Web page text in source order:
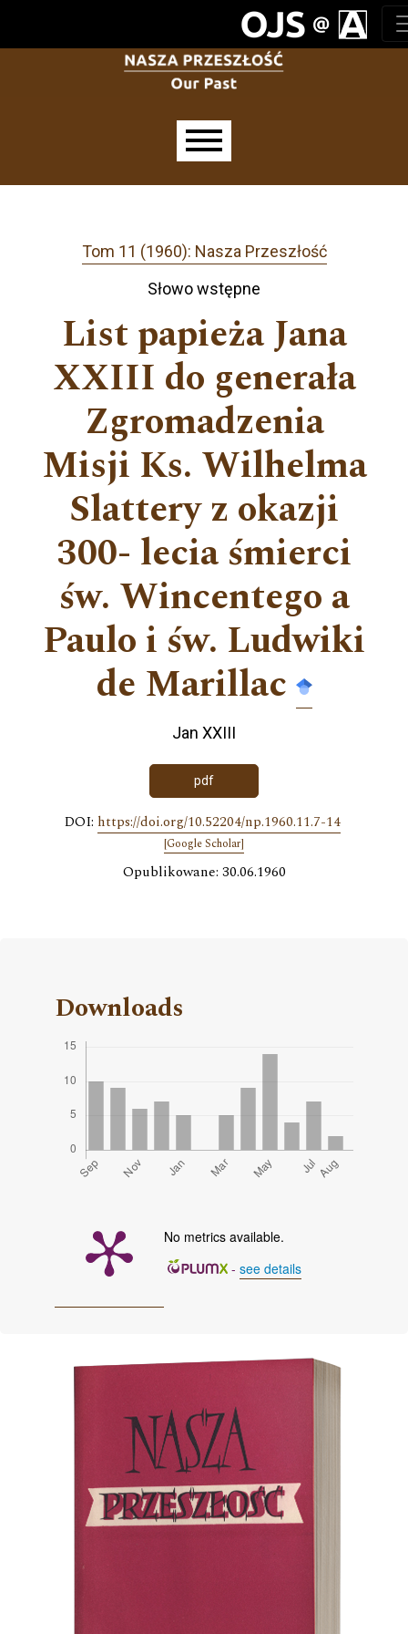
Tom 11 (1960): Nasza Przeszłość
Słowo wstępne
List papieża Jana
XXIII do generała
Zgromadzenia
Misji Ks. Wilhelma
Slattery z okazji
300- lecia śmierci
św. Wincentego a
Paulo i św. Ludwiki
de Marillac
Jan XXIII
pdf
DOI: https://doi.org/10.52204/np.1960.11.7-14
[Google Scholar]
Opublikowane: 30.06.1960
Downloads
No metrics available.
- see details